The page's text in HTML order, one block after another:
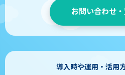
お問い合わせ
導入時や運用・活用